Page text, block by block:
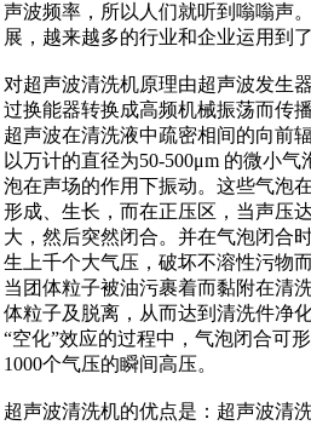
声波频率，所以人们就听到嗡嗡声
展，越来越多的行业和企业运用到
对超声波清洗机原理由超声波发生
过换能器转换成高频机械振荡而传
超声波在清洗液中疏密相间的向前
以万计的直径为50-500μm 的微小
泡在声场的作用下振动。这些气泡
形成、生长，而在正压区，当声压
大，然后突然闭合。并在气泡闭合
生上千个大气压，破坏不溶性污物
当团体粒子被油污裹着而黏附在清
体粒子及脱离，从而达到清洗件净
“空化”效应的过程中，气泡闭合可
1000个气压的瞬间高压。
超声波清洗机的优点是：超声波清